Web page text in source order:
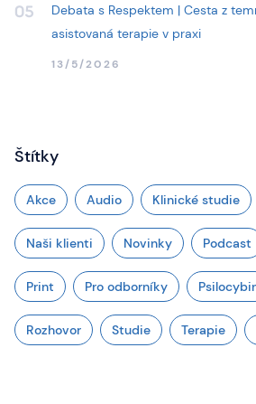
05
Debata s Respektem | Cesta z
asistovaná terapie v praxi
13/5/2026
Štítky
Akce Audio Klinické studie
Naši klienti Novinky Podcast
Print Pro odborníky
Rozhovor Studie Terapie